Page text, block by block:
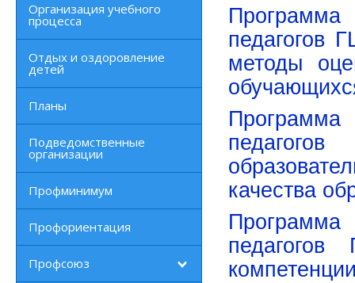
Организация учебного
процесса
Отдых и оздоровление
детей
Планы
Подведомственные
организации
Профминимум
Профориентация
Профсоюз
педагогов
методы
качества